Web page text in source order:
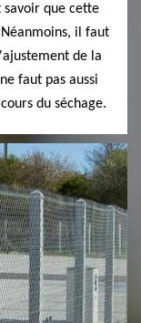
que cette
il faut
de la
faut pas aussi
du séchage.